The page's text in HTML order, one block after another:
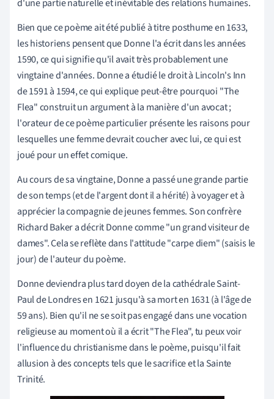
d'une partie naturelle et inévitable des relations humaines.
Bien que ce poème ait été publié à titre posthume en 1633,
les historiens pensent que Donne l'a écrit dans les années
1590, ce qui signifie qu'il avait très probablement une
vingtaine d'années. Donne a étudié le droit à Lincoln's Inn
de 1591 à 1594, ce qui explique peut-être pourquoi "The
Flea" construit un argument à la manière d'un avocat ;
l'orateur de ce poème particulier présente les raisons pour
lesquelles une femme devrait coucher avec lui, ce qui est
joué pour un effet comique.
Au cours de sa vingtaine, Donne a passé une grande partie
de son temps (et de l'argent dont il a hérité) à voyager et à
apprécier la compagnie de jeunes femmes. Son confrère
Richard Baker a décrit Donne comme "un grand visiteur de
dames". Cela se reflète dans l'attitude "carpe diem" (saisis le
jour) de l'auteur du poème.
Donne deviendra plus tard doyen de la cathédrale Saint-
Paul de Londres en 1621 jusqu'à sa mort en 1631 (à l'âge de
59 ans). Bien qu'il ne se soit pas engagé dans une vocation
religieuse au moment où il a écrit "The Flea", tu peux voir
l'influence du christianisme dans le poème, puisqu'il fait
allusion à des concepts tels que le sacrifice et la Sainte
Trinité.